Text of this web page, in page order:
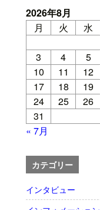
2026年8月
月
火 水
3
4 5
10
11 12
17
18 19
24
25 26
31
« 7月
カテゴリー
インタビュー